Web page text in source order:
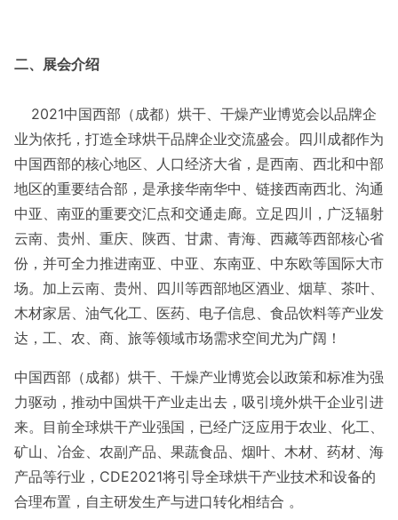
二、展会介绍
2021中国西部（成都）烘干、干燥产业博览会以品牌企
业为依托，打造全球烘干品牌企业交流盛会。四川成都作为
中国西部的核心地区、人口经济大省，是西南、西北和中部
地区的重要结合部，是承接华南华中、链接西南西北、沟通
中亚、南亚的重要交汇点和交通走廊。立足四川，广泛辐射
云南、贵州、重庆、陕西、甘肃、青海、西藏等西部核心省
份，并可全力推进南亚、中亚、东南亚、中东欧等国际大市
场。加上云南、贵州、四川等西部地区酒业、烟草、茶叶、
木材家居、油气化工、医药、电子信息、食品饮料等产业发
达，工、农、商、旅等领域市场需求空间尤为广阔！
中国西部（成都）烘干、干燥产业博览会以政策和标准为强
力驱动，推动中国烘干产业走出去，吸引境外烘干企业引进
来。目前全球烘干产业强国，已经广泛应用于农业、化工、
矿山、冶金、农副产品、果蔬食品、烟叶、木材、药材、海
产品等行业， CDE2021将引导全球烘干产业技术和设备的
合理布置，自主研发生产与进口转化相结合 。